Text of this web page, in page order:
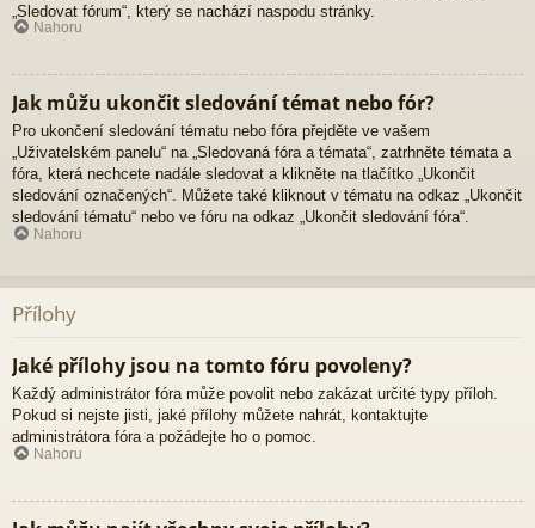
„Sledovat fórum“, který se nachází naspodu stránky.
Nahoru
Jak můžu ukončit sledování témat nebo fór?
Pro ukončení sledování tématu nebo fóra přejděte ve vašem
„Uživatelském panelu“ na „Sledovaná fóra a témata“, zatrhněte témata a
fóra, která nechcete nadále sledovat a klikněte na tlačítko „Ukončit
sledování označených“. Můžete také kliknout v tématu na odkaz „Ukončit
sledování tématu“ nebo ve fóru na odkaz „Ukončit sledování fóra“.
Nahoru
Přílohy
Jaké přílohy jsou na tomto fóru povoleny?
Každý administrátor fóra může povolit nebo zakázat určité typy příloh.
Pokud si nejste jisti, jaké přílohy můžete nahrát, kontaktujte
administrátora fóra a požádejte ho o pomoc.
Nahoru